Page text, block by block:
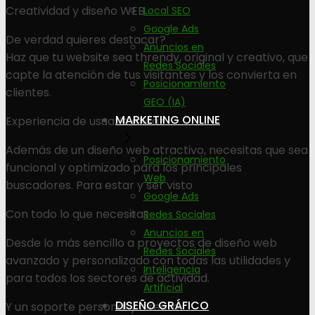
Local SEO
Google Ads
Anuncios en
Redes Sociales
Posicionamiento
GEO (IA)
MARKETING ONLINE
Posicionamiento
Web
Google Ads
Redes Sociales
Anuncios en
Redes Sociales
Inteligencia
Artificial
DISEÑO GRÁFICO
Creatividad y diseño WEB
De verdad quieres destacar?
Haz que tu website sea threndy, original y creativo, que
capte la atención de tus visitantes y los convierta en
clientes.
Experiencia de usuario eficaz
Además de un diseño web atractivo, necesitas que sea
funcional y optimizado para los principales
buscadores. Para estar y ser visto
Con todo lo que necesitas
Desde lo más sencillo a proyectos de diseño web
avanzado y personalizado con todas las utilidades y
para todos los sectores de actividad.
Y un soporte personal y directo